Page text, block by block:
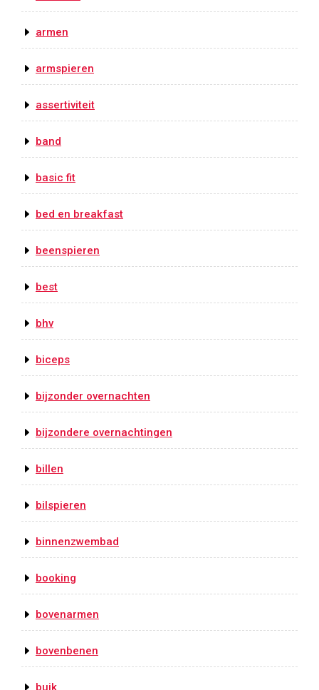
armen
armspieren
assertiviteit
band
basic fit
bed en breakfast
beenspieren
best
bhv
biceps
bijzonder overnachten
bijzondere overnachtingen
billen
bilspieren
binnenzwembad
booking
bovenarmen
bovenbenen
buik